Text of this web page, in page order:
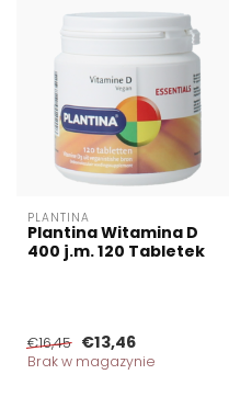
PLANTINA
Plantina Witamina D
400 j.m. 120 Tabletek
€16,45 €13,46
Brak w magazynie